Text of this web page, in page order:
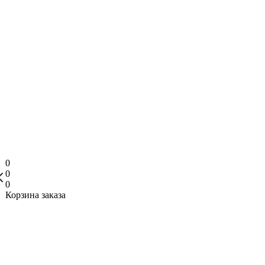
0
0
0
Корзина заказа